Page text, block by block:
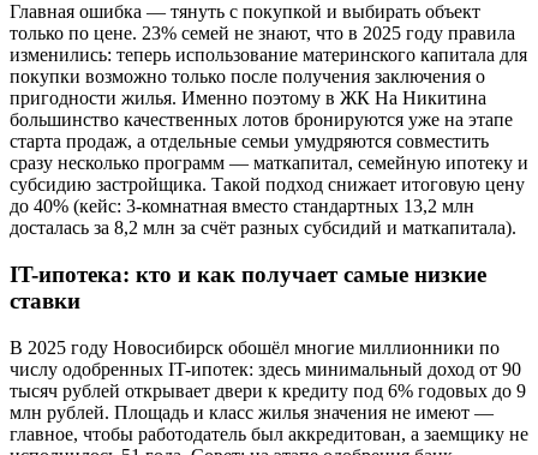
Главная ошибка — тянуть с покупкой и выбирать объект
только по цене. 23% семей не знают, что в 2025 году правила
изменились: теперь использование материнского капитала для
покупки возможно только после получения заключения о
пригодности жилья. Именно поэтому в ЖК На Никитина
большинство качественных лотов бронируются уже на этапе
старта продаж, а отдельные семьи умудряются совместить
сразу несколько программ — маткапитал, семейную ипотеку и
субсидию застройщика. Такой подход снижает итоговую цену
до 40% (кейс: 3-комнатная вместо стандартных 13,2 млн
досталась за 8,2 млн за счёт разных субсидий и маткапитала).
IT-ипотека: кто и как получает самые низкие
ставки
В 2025 году Новосибирск обошёл многие миллионники по
числу одобренных IT-ипотек: здесь минимальный доход от 90
тысяч рублей открывает двери к кредиту под 6% годовых до 9
млн рублей. Площадь и класс жилья значения не имеют —
главное, чтобы работодатель был аккредитован, а заемщику не